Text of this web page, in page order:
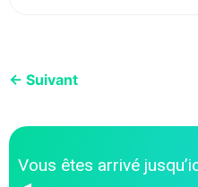
Google, échanger […]
← Suivant
Vous êtes arrivé